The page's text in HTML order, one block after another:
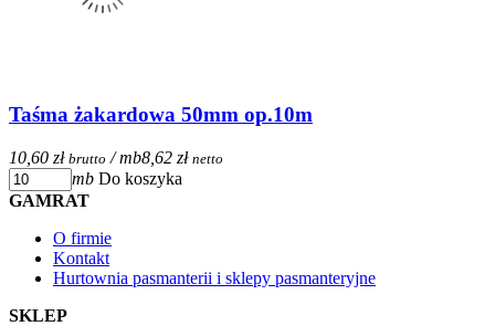
Taśma żakardowa 50mm op.10m
10,60 zł brutto / mb8,62 zł netto
mb Do koszyka
GAMRAT
O firmie
Kontakt
Hurtownia pasmanterii i sklepy pasmanteryjne
SKLEP